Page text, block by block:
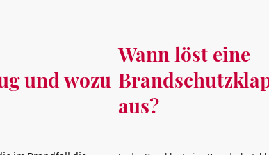
und wozu
Wann löst eine
aus?